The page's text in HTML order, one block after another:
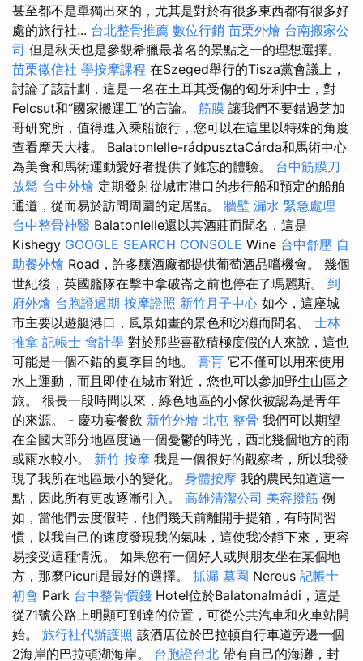
甚至都不是單獨出來的，尤其是對於有很多東西都有很多好
處的旅行社... 台北整骨推薦 數位行銷 苗栗外燴 台南搬家公
司 但是秋天也是參觀希臘最著名的景點之一的理想選擇。
苗栗徵信社 學按摩課程 在Szeged舉行的Tisza黨會議上，
討論了該計劃，這是一名在土耳其受傷的匈牙利中士，對
Felcsut和“國家搬運工”的言論。 筋膜 讓我們不要錯過芝加
哥研究所，值得進入乘船旅行，您可以在這里以特殊的角度
查看摩天大樓。 Balatonlelle-rádpusztaCárda和馬術中心
為美食和馬術運動愛好者提供了難忘的體驗。 台中筋膜刀
放鬆 台中外燴 定期發射從城市港口的步行船和預定的船舶
通道，從而易於訪問周圍的定居點。 牆壁 漏水 緊急處理
台中整骨神醫 Balatonlelle還以其酒莊而聞名，這是
Kishegy GOOGLE SEARCH CONSOLE Wine 台中舒壓 自
助餐外燴 Road，許多釀酒廠都提供葡萄酒品嚐機會。 幾個
世紀後，英國艦隊在擊中拿破崙之前也停在了瑪麗斯。 到
府外燴 台胞證過期 按摩證照 新竹月子中心 如今，這座城
市主要以遊艇港口，風景如畫的景色和沙灘而聞名。 士林
推拿 記帳士 會計學 對於那些喜歡積極度假的人來說，這也
可能是一個不錯的夏季目的地。 膏肓 它不僅可以用來使用
水上運動，而且即使在城市附近，您也可以參加野生山區之
旅。 很長一段時間以來，綠色地區的小傢伙被認為是青年
的來源。 - 慶功宴餐飲 新竹外燴 北屯 整骨 我們可以期望
在全國大部分地區度過一個憂鬱的時光，西北幾個地方的雨
或雨水較小。 新竹 按摩 我是一個很好的觀察者，所以我發
現了我所在地區最小的變化。 身體按摩 我的農民知道這一
點，因此所有更改逐漸引入。 高雄清潔公司 美容撥筋 例
如，當他們去度假時，他們幾天前離開手提箱，有時間習
慣，以我自己的速度發現我的氣味，這使我冷靜下來，更容
易接受這種情況。 如果您有一個好人或與朋友坐在某個地
方，那麼Picuri是最好的選擇。 抓漏 墓園 Nereus 記帳士
初會 Park 台中整骨價錢 Hotel位於Balatonalmádi，這是
從71號公路上明顯可到達的位置，可從公共汽車和火車站開
始。 旅行社代辦護照 該酒店位於巴拉頓自行車道旁邊一個
2海岸的巴拉頓湖海岸。 台胞證台北 帶有自己的海灘，封